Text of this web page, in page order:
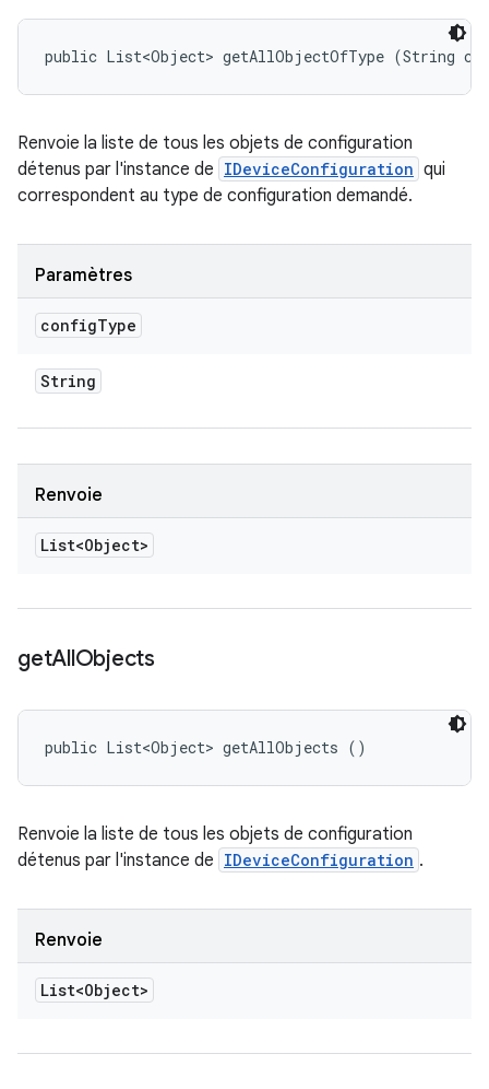
public List<Object> getAllObjectOfType (String
Renvoie la liste de tous les objets de configuration
détenus par l'instance de IDeviceConfiguration qui
correspondent au type de configuration demandé.
Paramètres
configType
String
Renvoie
List<Object>
getAllObjects
public List<Object> getAllObjects ()
Renvoie la liste de tous les objets de configuration
détenus par l'instance de IDeviceConfiguration .
Renvoie
List<Object>